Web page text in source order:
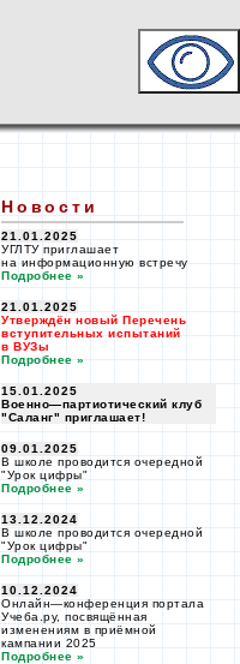
Новости
21.01.2025
УГЛТУ приглашает
на информационную встречу
Подробнее »
21.01.2025
Утверждён новый Перечень
вступительных испытаний
в ВУЗы
Подробнее »
15.01.2025
Военно—партиотический клуб
"Саланг" приглашает!
09.01.2025
В школе проводится очередной
"Урок цифры"
Подробнее »
13.12.2024
В школе проводится очередной
"Урок цифры"
Подробнее »
10.12.2024
Онлайн—конференция портала
Учеба.ру, посвящённая
изменениям в приёмной
кампании 2025
Подробнее »